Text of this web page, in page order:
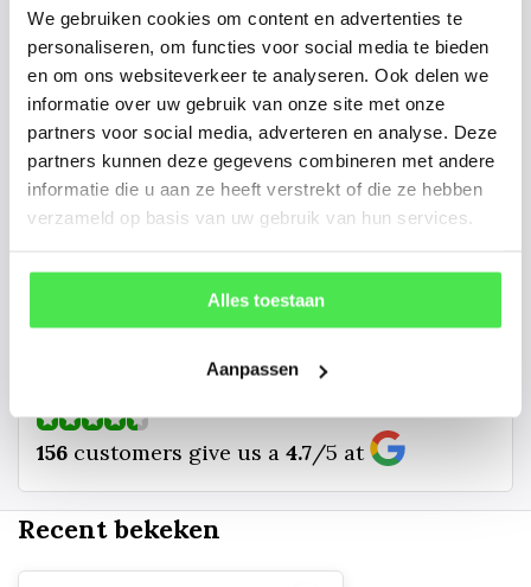
We gebruiken cookies om content en advertenties te
personaliseren, om functies voor social media te bieden
en om ons websiteverkeer te analyseren. Ook delen we
informatie over uw gebruik van onze site met onze
partners voor social media, adverteren en analyse. Deze
partners kunnen deze gegevens combineren met andere
informatie die u aan ze heeft verstrekt of die ze hebben
verzameld op basis van uw gebruik van hun services.
Alles toestaan
Aanpassen
Staat uw plantsoort of maat er niet
tussen? Laat het ons weten, dan
gaan we voor u kijken. Stuur ons
de plantnaam, hoogte, stamdikte en
vorm. Wilt u weten hoe uw plant of
boom er ongeveer eruit ziet? We
kunnen u een foto sturen.
info@tuinplantenbezorgd.nl
06 45 601 508 (tijdelijk niet bereikbaar)
156 customers give us a 4.7/5 at
Recent bekeken